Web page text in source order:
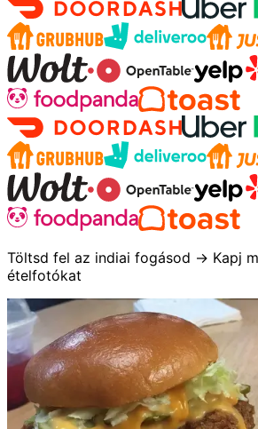
Töltsd fel az indiai fogásod → Kapj
ételfotókat